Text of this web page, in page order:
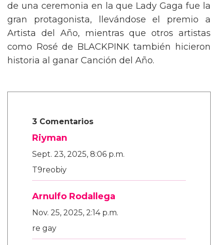
de una ceremonia en la que Lady Gaga fue la
gran protagonista, llevándose el premio a
Artista del Año, mientras que otros artistas
como Rosé de BLACKPINK también hicieron
historia al ganar Canción del Año.
3 Comentarios
Riyman
Sept. 23, 2025, 8:06 p.m.
T9reobiy
Arnulfo Rodallega
Nov. 25, 2025, 2:14 p.m.
re gay